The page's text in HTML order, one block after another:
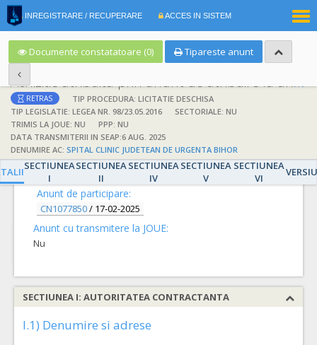
INREGISTRARE / RECUPERARE ACCES IN SISTEM
Documente constatatoare (0) Tipareste anunt
Achizitie atribuita prin anunt de atribuire la anunt de participare
RETRAS
TIP PROCEDURA: LICITATIE DESCHISA
TIP LEGISLATIE: LEGEA NR. 98/23.05.2016
SECTORIALE: NU
TRIMIS LA JOUE: NU
PPP: NU
DATA TRANSMITERII IN SEAP:6 AUG. 2025
DENUMIRE AC: SPITAL CLINIC JUDETEAN DE URGENTA BIHOR
SECTIUNEA
I
SECTIUNEA
II
SECTIUNEA
IV
SECTIUNEA
V
SECTIUNEA
VI
DETALII
Anunt de participare:
CN1077850/ 17-02-2025
Anunt cu transmitere la JOUE:
Nu
SECTIUNEA I: AUTORITATEA CONTRACTANTA
I.1) Denumire si adrese